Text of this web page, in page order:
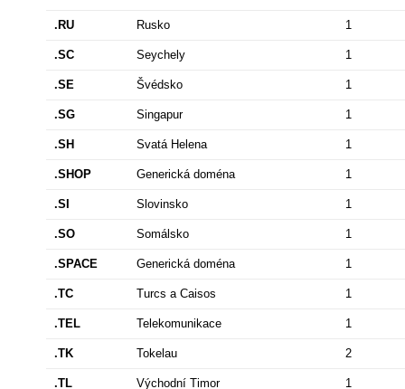
.RU Rusko 1
.SC Seychely 1
.SE Švédsko 1
.SG Singapur 1
.SH Svatá Helena 1
.SHOP Generická doména 1
.SI Slovinsko 1
.SO Somálsko 1
.SPACE Generická doména 1
.TC Turcs a Caisos 1
.TEL Telekomunikace 1
.TK Tokelau 2
.TL Východní Timor 1